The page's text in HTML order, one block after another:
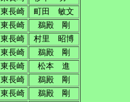
東長崎
町田 敏文
東長崎
鵜殿 剛
東長崎
村里 昭博
東長崎
鵜殿 剛
東長崎
松本 進
東長崎
鵜殿 剛
東長崎
鵜殿 剛